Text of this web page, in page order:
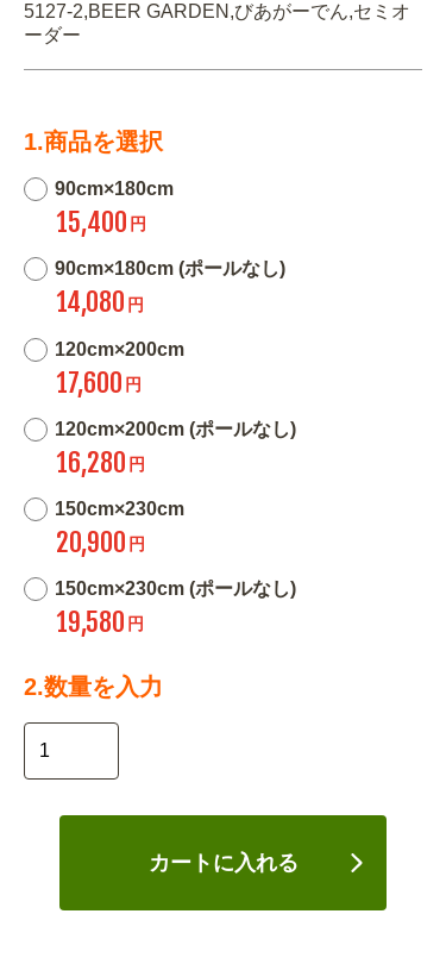
5127-2,BEER GARDEN,びあがーでん,セミオ
ーダー
1.商品を選択
90cm×180cm
15,400 円
90cm×180cm (ポールなし)
14,080 円
120cm×200cm
17,600 円
120cm×200cm (ポールなし)
16,280 円
150cm×230cm
20,900 円
150cm×230cm (ポールなし)
19,580 円
2.数量を入力
カートに入れる